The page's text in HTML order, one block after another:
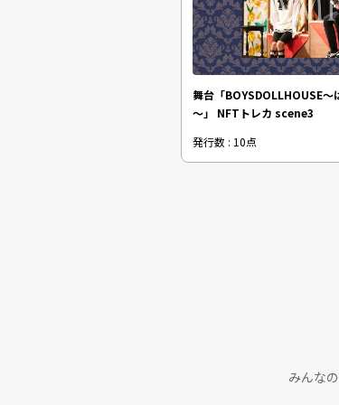
舞台「BOYSDOLLHOUSE～
～」 NFTトレカ scene3
発行数 : 10点
みんな